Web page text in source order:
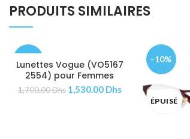
PRODUITS SIMILAIRES
AJOUTER AU PANIER
Lunettes Vogue (VO5167
2554) pour Femmes
1,700.00Dhs 1,530.00 Dhs
-10%
ÉPUISÉ